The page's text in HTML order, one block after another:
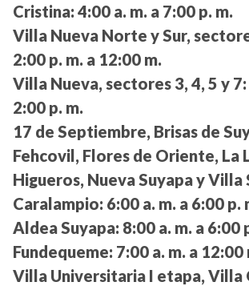
Cristina: 4:00 a. m. a 7:00 p. m.
Villa Nueva Norte y Sur,
2:00 p. m. a 12:00 m.
Villa Nueva, sectores 3, 4, 5 y 7:
2:00 p. m.
17 de Septiembre, Brisas de
Fehcovil, Flores de Oriente, La
Higueros, Nueva Suyapa y Villa
Caralampio: 6:00 a. m. a 6:00 p.
Aldea Suyapa: 8:00 a. m. a 6:00
Fundequeme: 7:00 a. m. a 12:00
Villa Universitaria I etapa, Villa